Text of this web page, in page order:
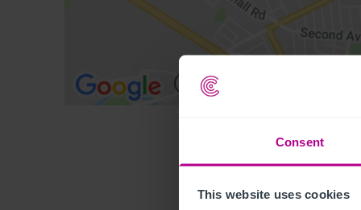
Consent
This website uses cookies